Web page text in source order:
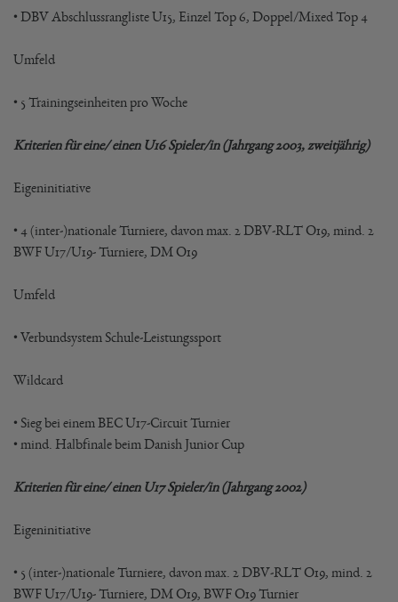
• DBV Abschlussrangliste U15, Einzel Top 6, Doppel/Mixed Top 4
Umfeld
• 5 Trainingseinheiten pro Woche
Kriterien für eine/ einen U16 Spieler/in (Jahrgang 2003, zweitjährig)
Eigeninitiative
• 4 (inter-)nationale Turniere, davon max. 2 DBV-RLT O19, mind. 2
BWF U17/U19- Turniere, DM O19
Umfeld
• Verbundsystem Schule-Leistungssport
Wildcard
• Sieg bei einem BEC U17-Circuit Turnier
• mind. Halbfinale beim Danish Junior Cup
Kriterien für eine/ einen U17 Spieler/in (Jahrgang 2002)
Eigeninitiative
• 5 (inter-)nationale Turniere, davon max. 2 DBV-RLT O19, mind. 2
BWF U17/U19- Turniere, DM O19, BWF O19 Turnier